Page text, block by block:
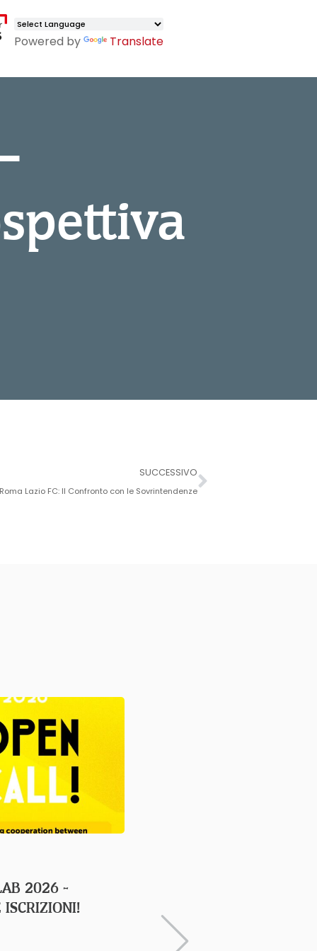
Powered by Translate
SUCCESSIVO
Lazio FC: Il Confronto con le Sovrintendenze
2026 -
ISCRIZIONI!
APRILE CON IL